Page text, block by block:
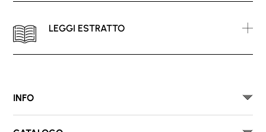
LEGGI ESTRATTO
INFO